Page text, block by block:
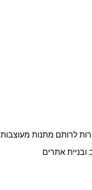
לרותם מתנות מעוצבות 2023